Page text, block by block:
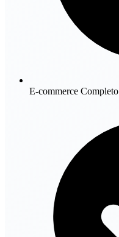
E-commerce Completo